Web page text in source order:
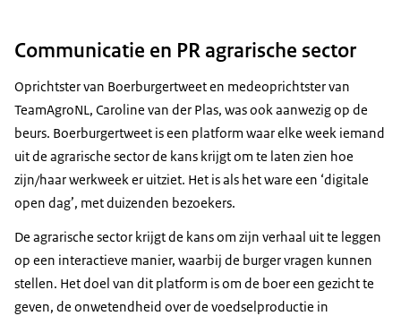
Communicatie en PR agrarische sector
Oprichtster van Boerburgertweet en medeoprichtster van
TeamAgroNL, Caroline van der Plas, was ook aanwezig op de
beurs. Boerburgertweet is een platform waar elke week iemand
uit de agrarische sector de kans krijgt om te laten zien hoe
zijn/haar werkweek er uitziet. Het is als het ware een ‘digitale
open dag’, met duizenden bezoekers.
De agrarische sector krijgt de kans om zijn verhaal uit te leggen
op een interactieve manier, waarbij de burger vragen kunnen
stellen. Het doel van dit platform is om de boer een gezicht te
geven, de onwetendheid over de voedselproductie in